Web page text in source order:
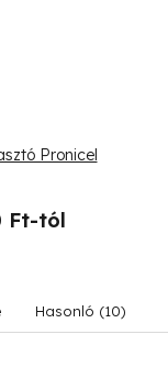
Pronicel
Ft-tól
Hasonló (10)